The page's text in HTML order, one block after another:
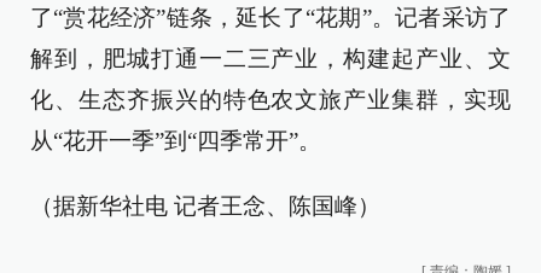
了“赏花经济”链条，延长了“花期”。记者采访了
解到，肥城打通一二三产业，构建起产业、文
化、生态齐振兴的特色农文旅产业集群，实现
从“花开一季”到“四季常开”。
（据新华社电 记者王念、陈国峰）